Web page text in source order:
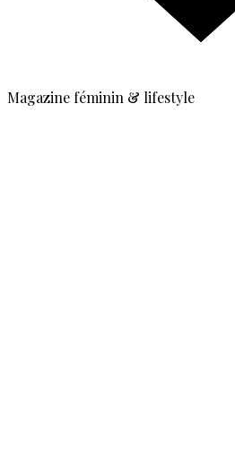
Magazine féminin & lifestyle